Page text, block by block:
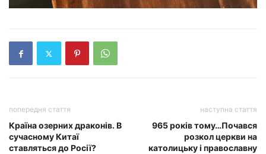
попередня стаття
Країна озерних драконів. В
сучасному Китаї
ставляться до Росії?
наступна стаття
965 років тому…Почався
розкол церкви на
католицьку і православну